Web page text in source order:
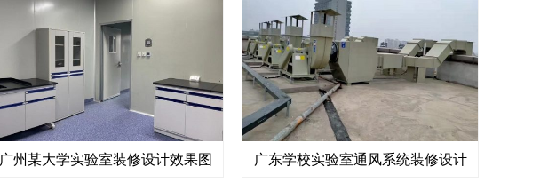
广州某大学实验室装修设计效果图 广东学校实验室通风系统装修设计